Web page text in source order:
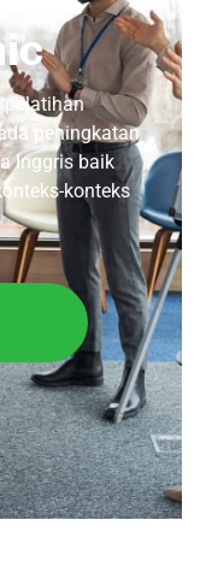
pelatihan
peningkatan
Inggris baik
konteks